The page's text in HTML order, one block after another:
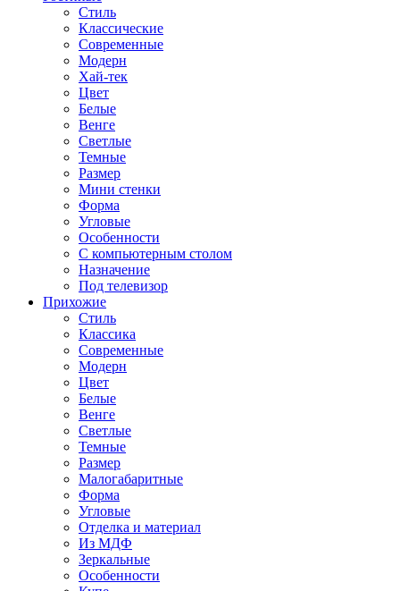
Стиль
Классические
Современные
Модерн
Хай-тек
Цвет
Белые
Венге
Светлые
Темные
Размер
Мини стенки
Форма
Угловые
Особенности
С компьютерным столом
Назначение
Под телевизор
Прихожие
Стиль
Классика
Современные
Модерн
Цвет
Белые
Венге
Светлые
Темные
Размер
Малогабаритные
Форма
Угловые
Отделка и материал
Из МДФ
Зеркальные
Особенности